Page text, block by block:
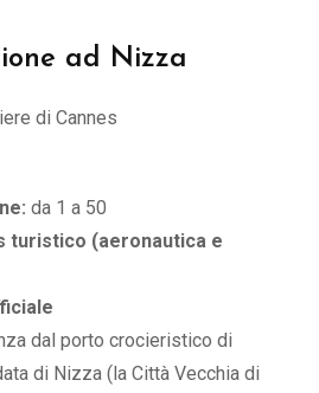
ad Nizza
di Cannes
da 1 a 50
turistico (aeronautica e
dal porto crocieristico di
di Nizza (la Città Vecchia di